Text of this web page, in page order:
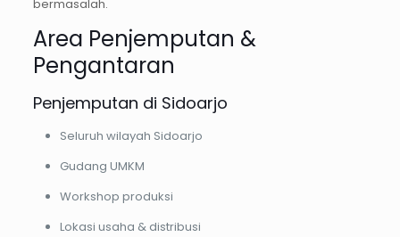
bermasalah.
Area Penjemputan &
Pengantaran
Penjemputan di Sidoarjo
Seluruh wilayah Sidoarjo
Gudang UMKM
Workshop produksi
Lokasi usaha & distribusi